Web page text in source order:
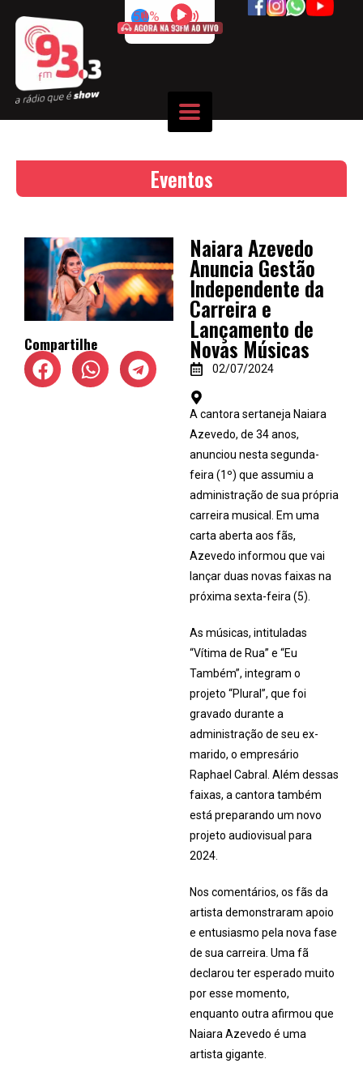
50%
Eventos
Compartilhe
Naiara Azevedo
Anuncia Gestão
Independente da
Carreira e
Lançamento de
Novas Músicas
02/07/2024
A cantora sertaneja Naiara
Azevedo, de 34 anos,
anunciou nesta segunda-
feira (1º) que assumiu a
administração de sua própria
carreira musical. Em uma
carta aberta aos fãs,
Azevedo informou que vai
lançar duas novas faixas na
próxima sexta-feira (5).
As músicas, intituladas
“Vítima de Rua” e “Eu
Também”, integram o
projeto “Plural”, que foi
gravado durante a
administração de seu ex-
marido, o empresário
Raphael Cabral. Além dessas
faixas, a cantora também
está preparando um novo
projeto audiovisual para
2024.
Nos comentários, os fãs da
artista demonstraram apoio
e entusiasmo pela nova fase
de sua carreira. Uma fã
declarou ter esperado muito
por esse momento,
enquanto outra afirmou que
Naiara Azevedo é uma
artista gigante.